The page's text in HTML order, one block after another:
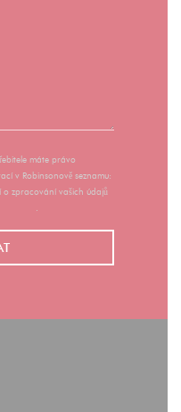
máte právo
v Robinsonově seznamu:
o zpracování vašich údajů
.